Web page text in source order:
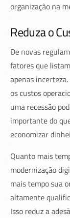
organização na
Reduza o
De novas
fatores que
apenas
os custos
uma recessão
importante do
economizar
Quanto mais
modernização
mais tempo sua
altamente
Isso reduz a